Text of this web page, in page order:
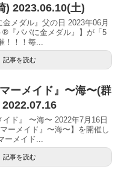
) 2023.06.10(土)
メダル』父の日 2023年06月
®︎『パパに金メダル』】が「5
！！！毎...
記事を読む
ーメイド』〜海〜(群
ド』 〜海〜 2022年7月16日
ーメイド』〜海〜】を開催し
ーメイド...
記事を読む